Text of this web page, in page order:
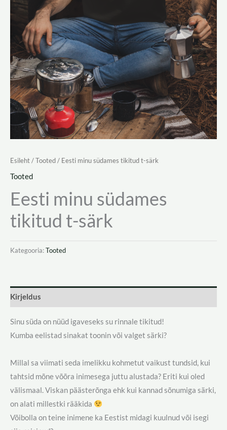
Esileht/Tooted/ Eesti minu südames tikitud t-särk
Tooted
Eesti minu südames
tikitud t-särk
Kategooria:Tooted
Kirjeldus
Sinu süda on nüüd igaveseks su rinnale tikitud!
Kumba eelistad sinakat toonin või valget särki?
Millal sa viimati seda imelikku kohmetut vaikust tundsid, kui
tahtsid mõne võõra inimesega juttu alustada? Eriti kui oled
välismaal. Viskan päästerõnga ehk kui kannad sõnumiga särki,
on alati millestki rääkida
Võibolla on teine inimene ka Eestist midagi kuulnud või isegi